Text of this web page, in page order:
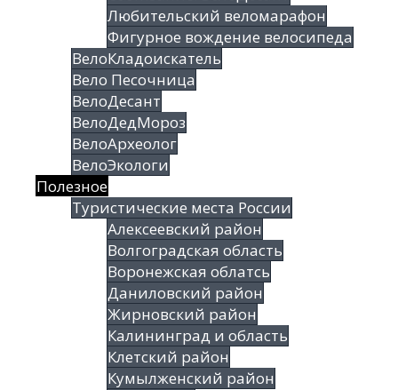
Любительский веломарафон
Фигурное вождение велосипеда
ВелоКладоискатель
Вело Песочница
ВелоДесант
ВелоДедМороз
ВелоАрхеолог
ВелоЭкологи
Полезное
Туристические места России
Алексеевский район
Волгоградская облаcть
Воронежская облатсь
Даниловский район
Жирновский район
Калининград и область
Клетский район
Кумылженский район